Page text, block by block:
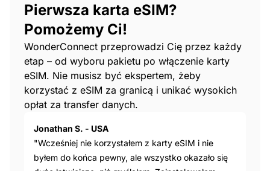
Pierwsza karta eSIM?
Pomożemy Ci!
WonderConnect przeprowadzi Cię przez każdy
etap – od wyboru pakietu po włączenie karty
eSIM. Nie musisz być ekspertem, żeby
korzystać z eSIM za granicą i unikać wysokich
opłat za transfer danych.
Jonathan S. - USA
"Wcześniej nie korzystałem z karty eSIM i nie
byłem do końca pewny, ale wszystko okazało się